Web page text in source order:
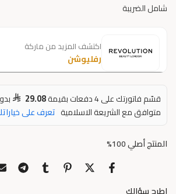
شامل الضريبة
اكتشف المزيد من ماركة
رفليوشن
قسّم فاتورتك على 4 دفعات بقيمة 29.08
متوافق مع الشريعة الاسلامية تعرف على
المنتج أصلي 100%